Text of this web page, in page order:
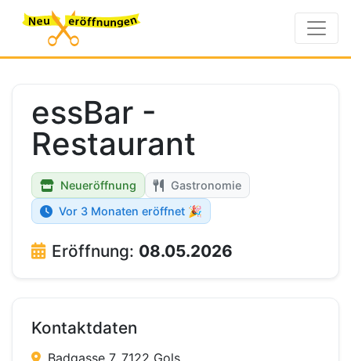
essBar -
Restaurant
Neueröffnung
Gastronomie
Vor 3 Monaten eröffnet 🎉
Eröffnung: 08.05.2026
Kontaktdaten
Badgasse 7, 7122 Gols